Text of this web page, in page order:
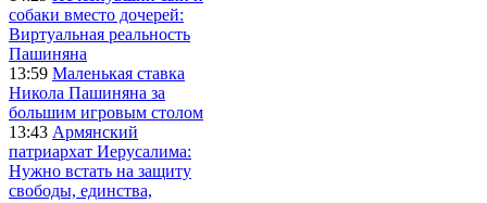
собаки вместо дочерей:
Виртуальная реальность
Пашиняна
13:59 Маленькая ставка
Никола Пашиняна за
большим игровым столом
13:43 Армянский
патриархат Иерусалима:
Нужно встать на защиту
свободы, единства,